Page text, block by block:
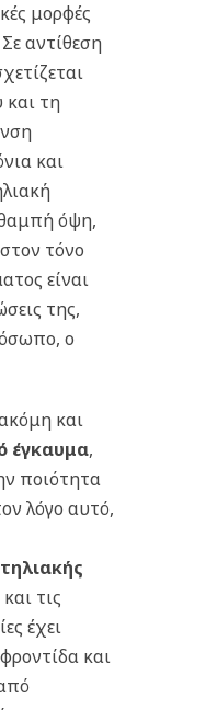
μορφές
αντίθεση
και τη
και
όψη,
τόνο
είναι
της,
ο
και
έγκαυμα,
ποιότητα
λόγο αυτό,
τις
έχει
και